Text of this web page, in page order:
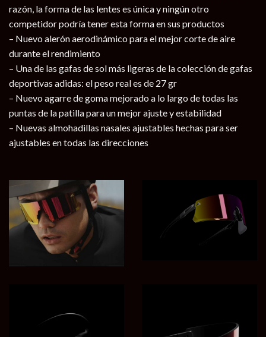
razón, la forma de las lentes es única y ningún otro
competidor podría tener esta forma en sus productos
– Nuevo alerón aerodinámico para el mejor corte de aire
durante el rendimiento
– Una de las gafas de sol más ligeras de la colección de gafas
deportivas adidas: el peso real es de 27 gr
– Nuevo agarre de goma mejorado a lo largo de todas las
puntas de la patilla para un mejor ajuste y estabilidad
– Nuevas almohadillas nasales ajustables hechas para ser
ajustables en todas las direcciones